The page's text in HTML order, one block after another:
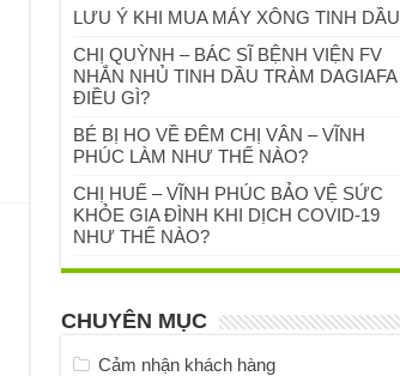
LƯU Ý KHI MUA MÁY XÔNG TINH DẦU
CHỊ QUỲNH – BÁC SĨ BỆNH VIỆN FV
NHẮN NHỦ TINH DẦU TRÀM DAGIAFA
ĐIỀU GÌ?
BÉ BỊ HO VỀ ĐÊM CHỊ VÂN – VĨNH
PHÚC LÀM NHƯ THẾ NÀO?
CHỊ HUẾ – VĨNH PHÚC BẢO VỆ SỨC
KHỎE GIA ĐÌNH KHI DỊCH COVID-19
NHƯ THẾ NÀO?
CHUYÊN MỤC
Cảm nhận khách hàng